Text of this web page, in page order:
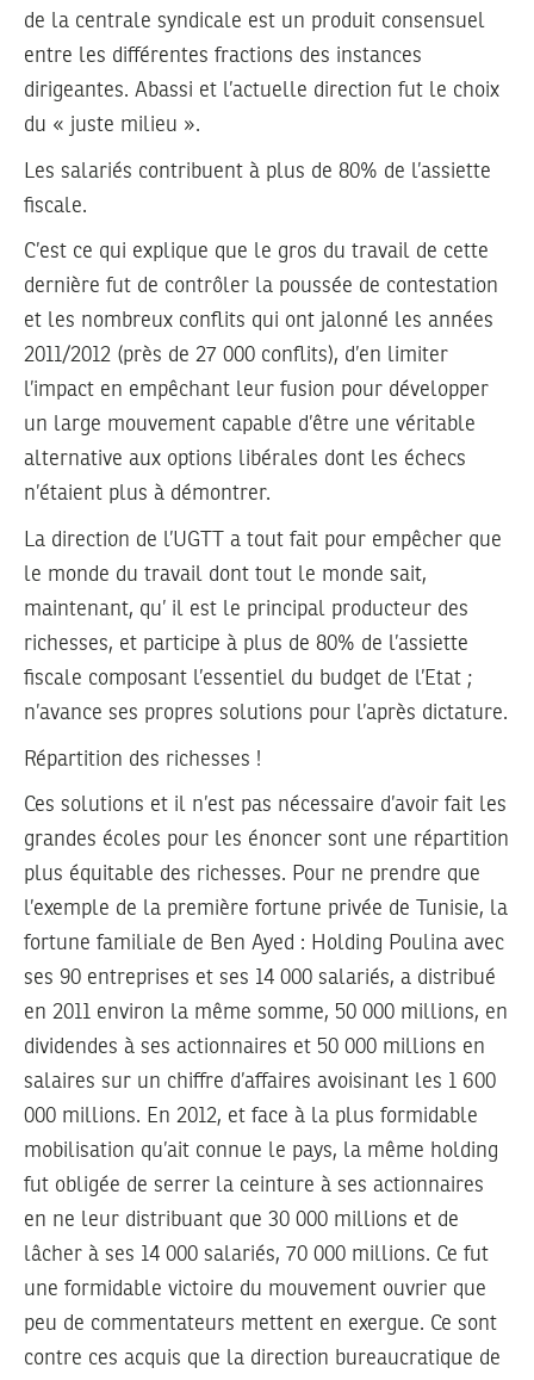
de la centrale syndicale est un produit consensuel
entre les différentes fractions des instances
dirigeantes. Abassi et l’actuelle direction fut le choix
du « juste milieu ».
Les salariés contribuent à plus de 80% de l’assiette
fiscale.
C’est ce qui explique que le gros du travail de cette
dernière fut de contrôler la poussée de contestation
et les nombreux conflits qui ont jalonné les années
2011/2012 (près de 27 000 conflits), d’en limiter
l’impact en empêchant leur fusion pour développer
un large mouvement capable d’être une véritable
alternative aux options libérales dont les échecs
n’étaient plus à démontrer.
La direction de l’UGTT a tout fait pour empêcher que
le monde du travail dont tout le monde sait,
maintenant, qu’ il est le principal producteur des
richesses, et participe à plus de 80% de l’assiette
fiscale composant l’essentiel du budget de l’Etat ;
n’avance ses propres solutions pour l’après dictature.
Répartition des richesses !
Ces solutions et il n’est pas nécessaire d’avoir fait les
grandes écoles pour les énoncer sont une répartition
plus équitable des richesses. Pour ne prendre que
l’exemple de la première fortune privée de Tunisie, la
fortune familiale de Ben Ayed : Holding Poulina avec
ses 90 entreprises et ses 14 000 salariés, a distribué
en 2011 environ la même somme, 50 000 millions, en
dividendes à ses actionnaires et 50 000 millions en
salaires sur un chiffre d’affaires avoisinant les 1 600
000 millions. En 2012, et face à la plus formidable
mobilisation qu’ait connue le pays, la même holding
fut obligée de serrer la ceinture à ses actionnaires
en ne leur distribuant que 30 000 millions et de
lâcher à ses 14 000 salariés, 70 000 millions. Ce fut
une formidable victoire du mouvement ouvrier que
peu de commentateurs mettent en exergue. Ce sont
contre ces acquis que la direction bureaucratique de